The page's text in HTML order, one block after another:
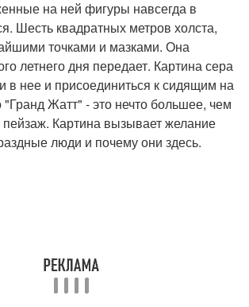
на ней фигуры навсегда в
Шесть квадратных метров холста,
точками и мазками. Она
летнего дня передает. Картина сера
в нее и присоединиться к сидящим на
Жатт" - это нечто большее, чем
Картина вызывает желание
люди и почему они здесь.